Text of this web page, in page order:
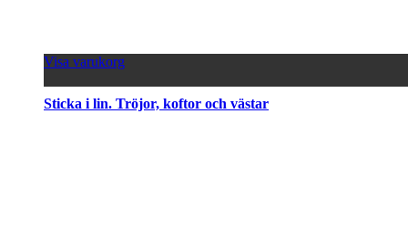
Visa varukorg
Sticka i lin. Tröjor, koftor och västar